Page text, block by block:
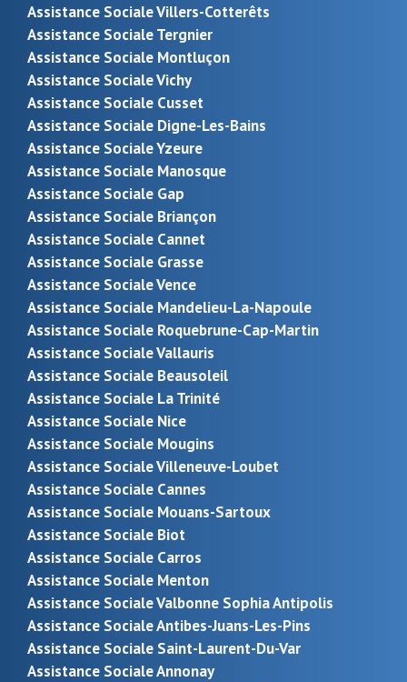
Assistance Sociale Villers-Cotterêts
Assistance Sociale Tergnier
Assistance Sociale Montluçon
Assistance Sociale Vichy
Assistance Sociale Cusset
Assistance Sociale Digne-Les-Bains
Assistance Sociale Yzeure
Assistance Sociale Manosque
Assistance Sociale Gap
Assistance Sociale Briançon
Assistance Sociale Cannet
Assistance Sociale Grasse
Assistance Sociale Vence
Assistance Sociale Mandelieu-La-Napoule
Assistance Sociale Roquebrune-Cap-Martin
Assistance Sociale Vallauris
Assistance Sociale Beausoleil
Assistance Sociale La Trinité
Assistance Sociale Nice
Assistance Sociale Mougins
Assistance Sociale Villeneuve-Loubet
Assistance Sociale Cannes
Assistance Sociale Mouans-Sartoux
Assistance Sociale Biot
Assistance Sociale Carros
Assistance Sociale Menton
Assistance Sociale Valbonne Sophia Antipolis
Assistance Sociale Antibes-Juans-Les-Pins
Assistance Sociale Saint-Laurent-Du-Var
Assistance Sociale Annonay